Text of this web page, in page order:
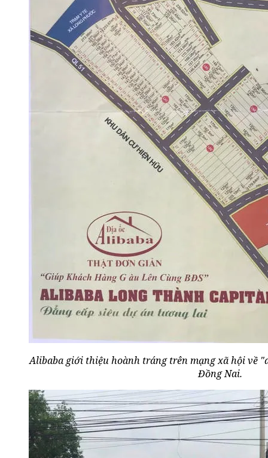
Alibaba giới thiệu hoành tráng trên mạng xã hội về
Đồng Nai.